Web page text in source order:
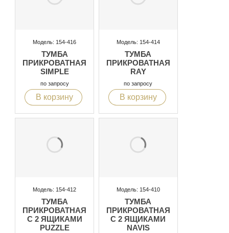
Модель: 154-416
ТУМБА
ПРИКРОВАТНАЯ
SIMPLE
по запросу
В корзину
Модель: 154-414
ТУМБА
ПРИКРОВАТНАЯ
RAY
по запросу
В корзину
Модель: 154-412
ТУМБА
ПРИКРОВАТНАЯ
С 2 ЯЩИКАМИ
PUZZLE
Модель: 154-410
ТУМБА
ПРИКРОВАТНАЯ
С 2 ЯЩИКАМИ
NAVIS